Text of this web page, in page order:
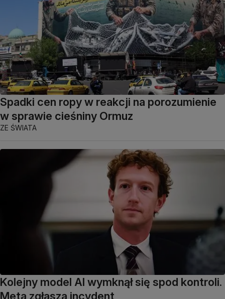
Spadki cen ropy w reakcji na porozumienie
w sprawie cieśniny Ormuz
ZE ŚWIATA
Kolejny model AI wymknął się spod kontroli.
Meta zgłasza incydent